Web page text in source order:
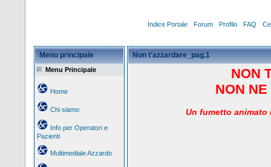
Indice Portale Forum Profilo FAQ
Menu principale
Menu Principale
Home
Chi siamo
Info per Operatori e
Pazienti
Multimediale Azzardo
Non t'azzardare_pag.1
NON
NON
Un fumetto animato